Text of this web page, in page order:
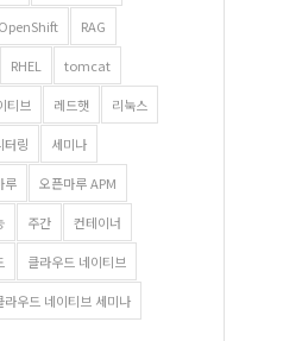
OpenShift RAG
RHEL tomcat
티브 레드햇 리눅스
터링 세미나
루 오픈마루 APM
주간 컨테이너
클라우드 네이티브
라우드 네이티브 세미나